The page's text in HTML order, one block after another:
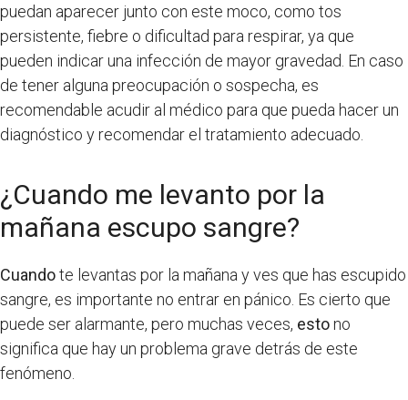
puedan aparecer junto con este moco, como tos
persistente, fiebre o dificultad para respirar, ya que
pueden indicar una infección de mayor gravedad. En caso
de tener alguna preocupación o sospecha, es
recomendable acudir al médico para que pueda hacer un
diagnóstico y recomendar el tratamiento adecuado.
¿Cuando me levanto por la
mañana escupo sangre?
Cuandote levantas por la mañana y ves que has escupido
sangre, es importante no entrar en pánico. Es cierto que
puede ser alarmante, pero muchas veces, estono
significa que hay un problema grave detrás de este
fenómeno.